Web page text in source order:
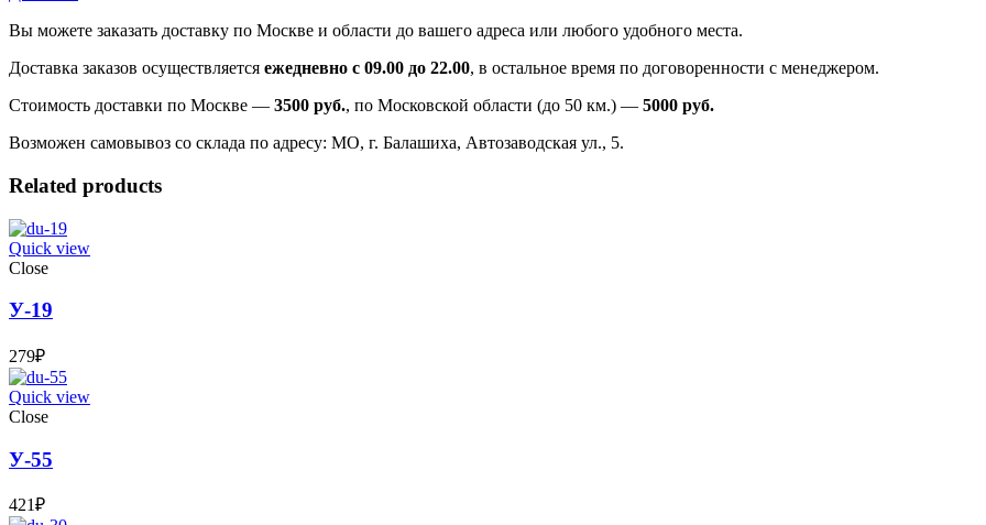
Вы можете заказать доставку по Москве и области до вашего адреса или любого удобного места.
Доставка заказов осуществляется ежедневно с 09.00 до 22.00, в остальное время по договоренности с менеджером.
Стоимость доставки по Москве — 3500 руб., по Московской области (до 50 км.) — 5000 руб.
Возможен самовывоз со склада по адресу: МО, г. Балашиха, Автозаводская ул., 5.
Related products
Quick view
Close
У-19
279₽
Quick view
Close
У-55
421₽